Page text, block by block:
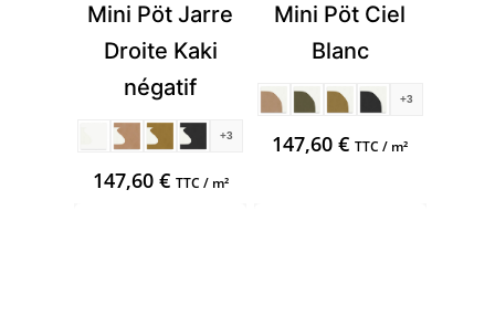
Mini Pöt Jarre
Droite Kaki
négatif
+3
147,60 € TTC / m²
Mini Pöt Ciel
Blanc
+3
147,60€ TTC / m²